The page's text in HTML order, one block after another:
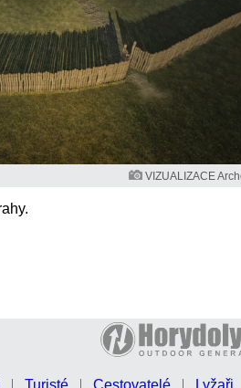
VIZUALIZACE
Turisté Cestovatelé Lyžaři